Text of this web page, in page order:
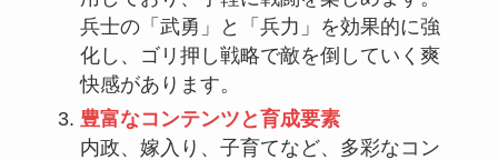
兵士の「武勇」と「兵力」を効果的に強
化し、ゴリ押し戦略で敵を倒していく爽
快感があります。
豊富なコンテンツと育成要素
内政、嫁入り、子育てなど、多彩なコン